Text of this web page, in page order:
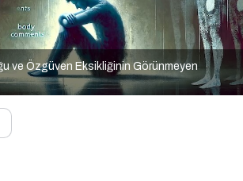
ve Özgüven Eksikliğinin Görünmeyen